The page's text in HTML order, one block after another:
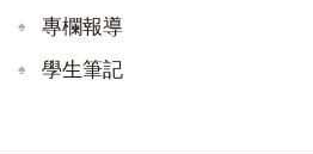
專欄報導
學生筆記